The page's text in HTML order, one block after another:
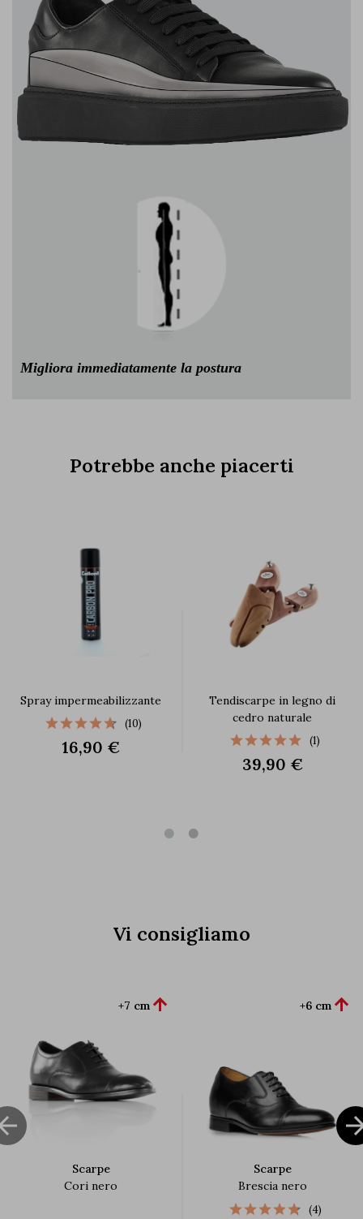
Migliora immediatamente la postura
Potrebbe anche piacerti
Spray impermeabilizzante
(10)
16,90 €
Tendiscarpe in legno di
cedro naturale
(1)
39,90 €
Vi consigliamo
Scarpe
Cori nero
+7 cm 
Scarpe
Brescia nero
+6 cm 
(4)